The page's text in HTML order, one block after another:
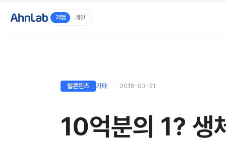
기업 개인
웹콘텐츠 기타 2018-03-21
10억분의 1? 생